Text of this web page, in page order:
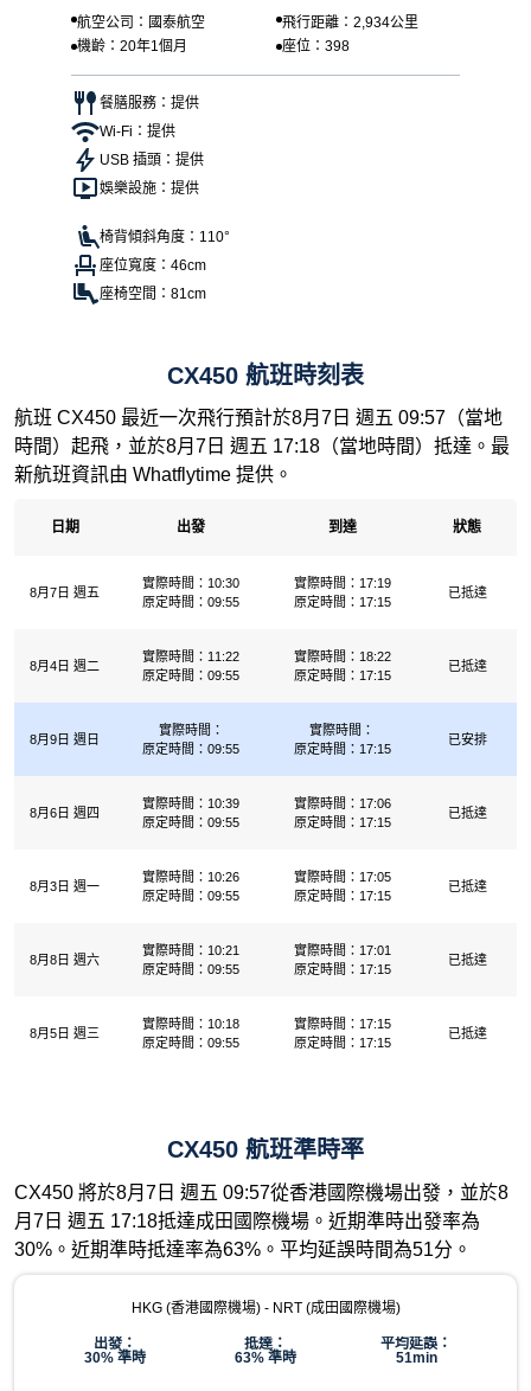
航空公司：國泰航空
飛行距離：2,934公里
機齡：20年1個月
座位：398
餐膳服務：提供
Wi-Fi：提供
USB 插頭：提供
娛樂設施：提供
椅背傾斜角度：110°
座位寬度：46cm
座椅空間：81cm
CX450 航班時刻表
航班 CX450 最近一次飛行預計於8月7日 週五 09:57（當地
時間）起飛，並於8月7日 週五 17:18（當地時間）抵達。最
新航班資訊由 Whatflytime 提供。
日期 出發 到達 狀態
8月7日 週五
實際時間：10:30
原定時間：09:55
實際時間：17:19
原定時間：17:15
已抵達
8月4日 週二
實際時間：11:22
原定時間：09:55
實際時間：18:22
原定時間：17:15
已抵達
8月9日 週日
實際時間：
原定時間：09:55
實際時間：
原定時間：17:15
已安排
8月6日 週四
實際時間：10:39
原定時間：09:55
實際時間：17:06
原定時間：17:15
已抵達
8月3日 週一
實際時間：10:26
原定時間：09:55
實際時間：17:05
原定時間：17:15
已抵達
8月8日 週六
實際時間：10:21
原定時間：09:55
實際時間：17:01
原定時間：17:15
已抵達
8月5日 週三
實際時間：10:18
原定時間：09:55
實際時間：17:15
原定時間：17:15
已抵達
CX450 航班準時率
CX450 將於8月7日 週五 09:57從香港國際機場出發，並於8
月7日 週五 17:18抵達成田國際機場。近期準時出發率為
30%。近期準時抵達率為63%。平均延誤時間為51分。
HKG (香港國際機場) - NRT (成田國際機場)
出發：
30% 準時
抵達：
63% 準時
平均延誤：
51min